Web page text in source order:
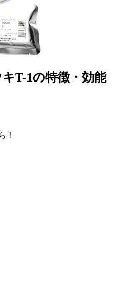
T-1の特徴・効能
！